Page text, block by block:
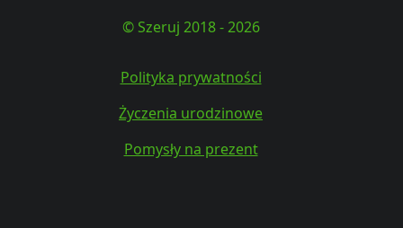
© Szeruj 2018 - 2026
Polityka prywatności
Życzenia urodzinowe
Pomysły na prezent